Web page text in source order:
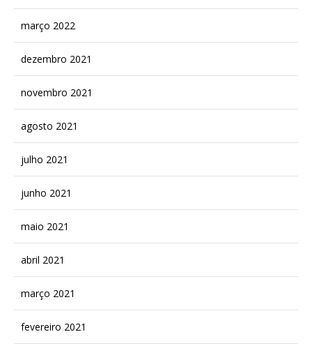
março 2022
dezembro 2021
novembro 2021
agosto 2021
julho 2021
junho 2021
maio 2021
abril 2021
março 2021
fevereiro 2021